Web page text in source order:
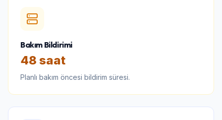
Bakım Bildirimi
48 saat
Planlı bakım öncesi bildirim süresi.